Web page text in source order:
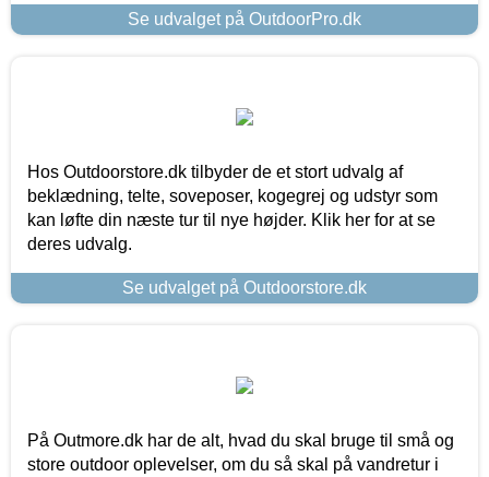
Se udvalget på OutdoorPro.dk
Hos Outdoorstore.dk tilbyder de et stort udvalg af
beklædning, telte, soveposer, kogegrej og udstyr som
kan løfte din næste tur til nye højder. Klik her for at se
deres udvalg.
Se udvalget på Outdoorstore.dk
På Outmore.dk har de alt, hvad du skal bruge til små og
store outdoor oplevelser, om du så skal på vandretur i